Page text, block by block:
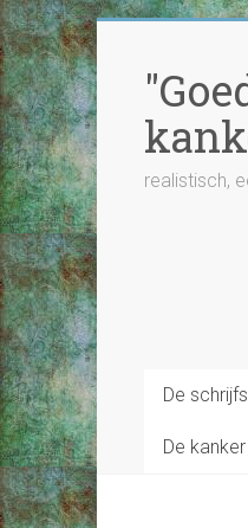
Ga
inhoud
realistisch,
De
De